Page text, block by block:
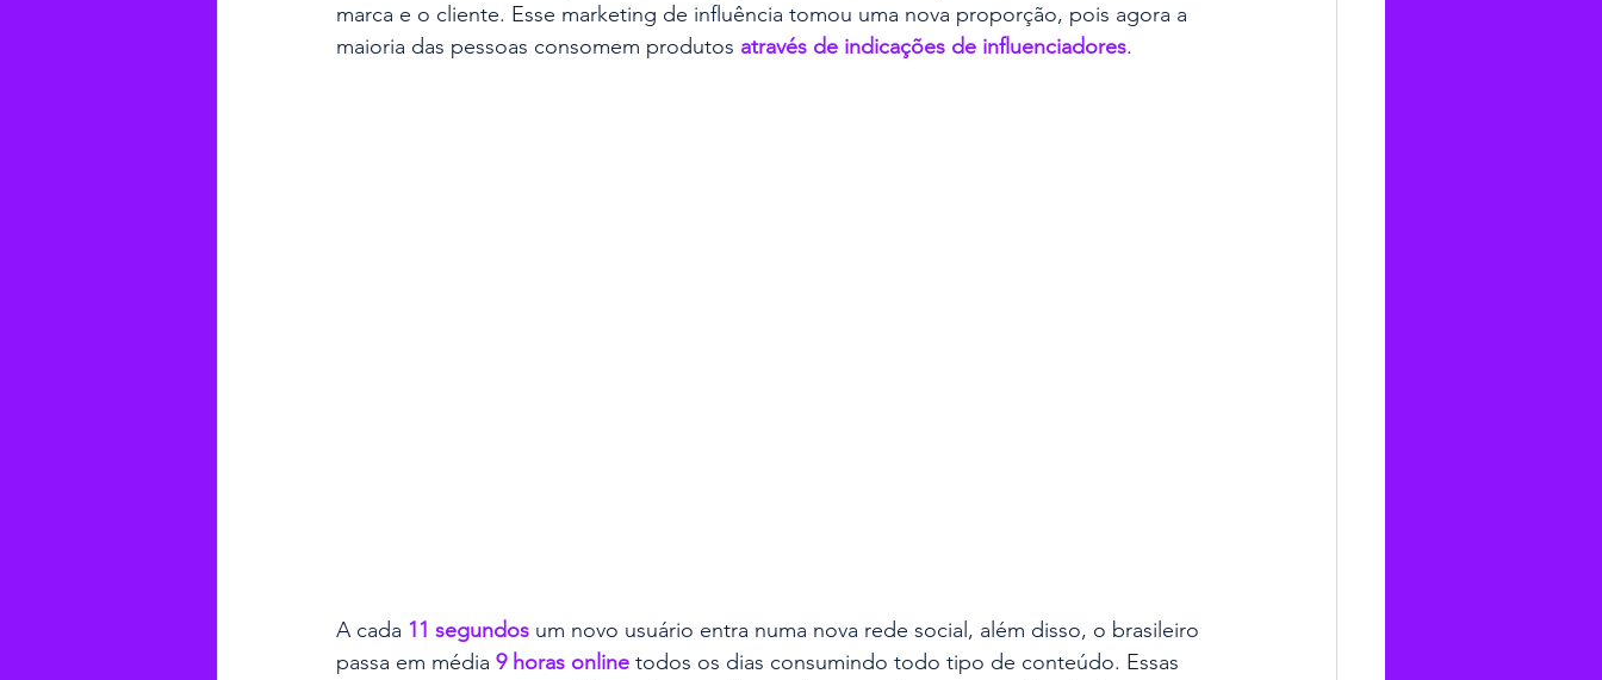
marca e o cliente. Esse marketing de influência tomou uma nova proporção, pois agora a
maioria das pessoas consomem produtos através de indicações de influenciadores.
A cada 11 segundos um novo usuário entra numa nova rede social, além disso, o brasileiro
passa em média 9 horas online todos os dias consumindo todo tipo de conteúdo. Essas